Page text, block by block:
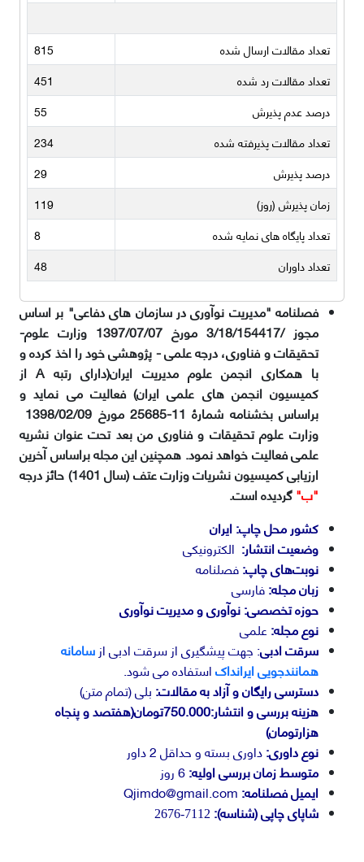
تعداد مقالات ارسال شده
815
تعداد مقالات رد شده
451
درصد عدم پذیرش
55
تعداد مقالات پذیرفته شده
234
درصد پذیرش
29
زمان پذیرش (روز)
119
تعداد پایگاه های نمایه شده
8
تعداد داوران
48
فصلنامه "مدیریت نوآوری در سازمان های دفاعی" بر اساس
مجوز /3/18/154417 مورخ 1397/07/07 وزارت علوم-
تحقیقات و فناوری، درجه علمی - پژوهشی خود را اخذ کرده و
با همکاری انجمن علوم مدیریت ایران(دارای رتبه A از
کمیسیون انجمن های علمی ایران) فعالیت می نماید و
وزارت علوم تحقیقات و فناوری من بعد تحت عنوان نشریه
علمی فعالیت خواهد نمود. همچنین این مجله براساس آخرین
ارزیابی کمیسیون نشریات وزارت عتف (سال 1401) حائز درجه
"ب"گردیده است.
کشور محل چاپ:ایران
وضعیت انتشار: الکترونیکی
نوبت‌های چاپ:فصلنامه
زبان مجله:فارسی
حوزه تخصصی: نوآوری و مدیریت نوآوری
نوع مجله: علمی
سرقت ادبی: جهت پیشگیری از سرقت ادبی از سامانه
همانندجویی ایرانداکاستفاده می شود.
دسترسی رایگان و آزاد به مقالات: بلی (تمام متن)
هزینه بررسی و انتشار:750.000تومان(هفتصد و پنجاه
هزارتومان)
نوع داوری:داوری بسته و حداقل 2 داور
متوسط زمان بررسی اولیه:6 روز
ایمیل فصلنامه: Qjimdo@gmail.com
شاپای چاپی (شناسه): 7112-2676